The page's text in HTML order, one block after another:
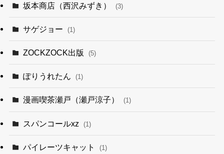
坂本商店（西沢みずき） (3)
サゲジョー (1)
ZOCKZOCK出版 (5)
ぽりうれたん (1)
漫画喫茶瀬戸（瀬戸涼子） (1)
スパンコールxz (1)
パイレーツキャット (1)